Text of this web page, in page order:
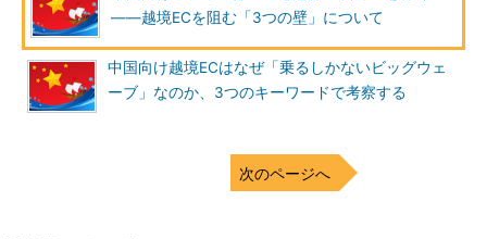
――越境ECを阻む「3つの壁」について
中国向け越境ECはなぜ「乗るしかないビッグウェ
ーブ」なのか、3つのキーワードで考察する
次のページへ